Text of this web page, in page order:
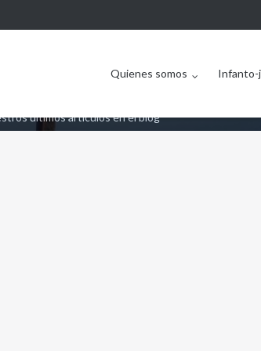
Quienes somos Infanto-
últimos artículos en el blog
5ceb2fb826 k 1